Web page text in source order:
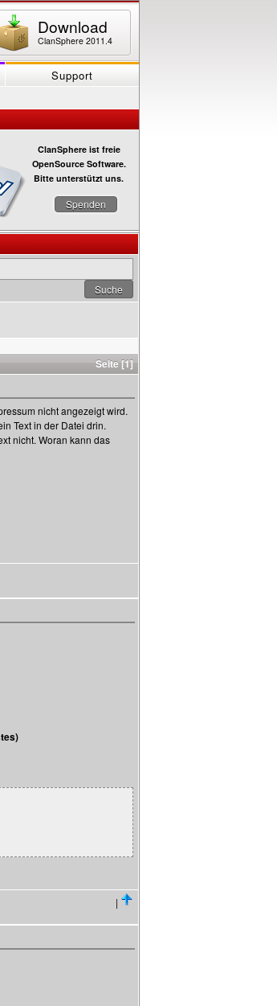
Download
ClanSphere 2011.4
Support
ClanSphere ist freie
OpenSource Software.
Bitte unterstützt uns.
Spenden
Seite [1]
nicht angezeigt wird.
Text in der Datei drin.
nicht. Woran kann das
|